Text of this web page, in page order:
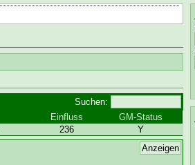
Suchen:
Einfluss
GM-Status
236 Y